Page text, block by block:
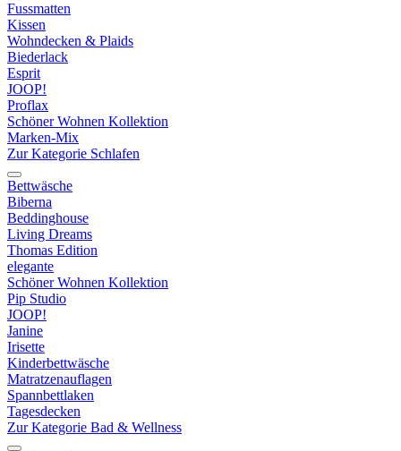
Fussmatten
Kissen
Wohndecken & Plaids
Biederlack
Esprit
JOOP!
Proflax
Schöner Wohnen Kollektion
Marken-Mix
Zur Kategorie Schlafen
Bettwäsche
Biberna
Beddinghouse
Living Dreams
Thomas Edition
elegante
Schöner Wohnen Kollektion
Pip Studio
JOOP!
Janine
Irisette
Kinderbettwäsche
Matratzenauflagen
Spannbettlaken
Tagesdecken
Zur Kategorie Bad & Wellness